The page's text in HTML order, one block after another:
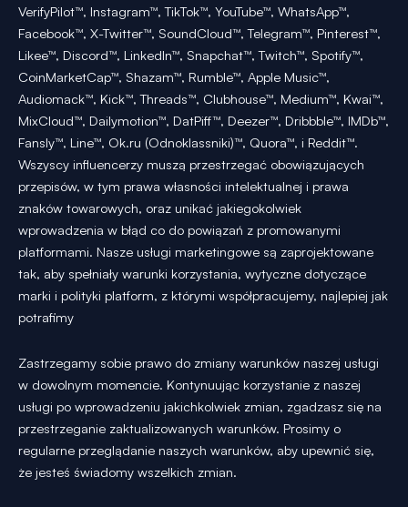
VerifyPilot™, Instagram™, TikTok™, YouTube™, WhatsApp™,
Facebook™, X-Twitter™, SoundCloud™, Telegram™, Pinterest™,
Likee™, Discord™, LinkedIn™, Snapchat™, Twitch™, Spotify™,
CoinMarketCap™, Shazam™, Rumble™, Apple Music™,
Audiomack™, Kick™, Threads™, Clubhouse™, Medium™, Kwai™,
MixCloud™, Dailymotion™, DatPiff™, Deezer™, Dribbble™, IMDb™,
Fansly™, Line™, Ok.ru (Odnoklassniki)™, Quora™, i Reddit™.
Wszyscy influencerzy muszą przestrzegać obowiązujących
przepisów, w tym prawa własności intelektualnej i prawa
znaków towarowych, oraz unikać jakiegokolwiek
wprowadzenia w błąd co do powiązań z promowanymi
platformami. Nasze usługi marketingowe są zaprojektowane
tak, aby spełniały warunki korzystania, wytyczne dotyczące
marki i polityki platform, z którymi współpracujemy, najlepiej jak
potrafimy
Zastrzegamy sobie prawo do zmiany warunków naszej usługi
w dowolnym momencie. Kontynuując korzystanie z naszej
usługi po wprowadzeniu jakichkolwiek zmian, zgadzasz się na
przestrzeganie zaktualizowanych warunków. Prosimy o
regularne przeglądanie naszych warunków, aby upewnić się,
że jesteś świadomy wszelkich zmian.